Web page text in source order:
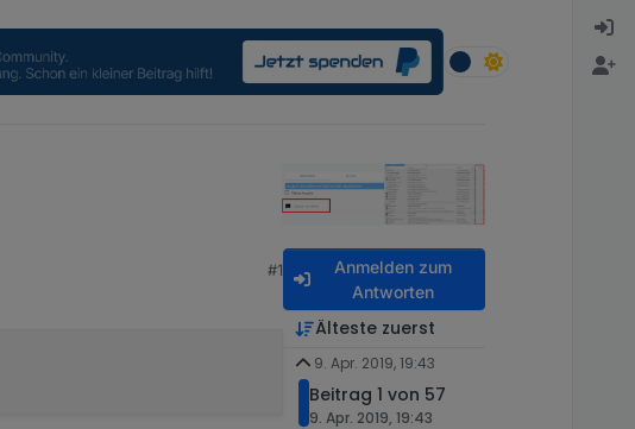
#1
Anmelden zum
Antworten
Älteste zuerst
9. Apr. 2019, 19:43
Beitrag 1 von 57
9. Apr. 2019, 19:43